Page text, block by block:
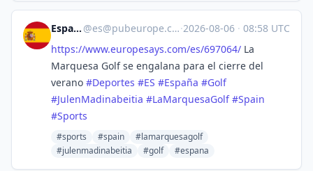
España @es@pubeurope.com ·2026-08-06 · 08:58 UTC
https://www.europesays.com/es/697064/ La
Marquesa Golf se engalana para el cierre del
verano #Deportes #ES #España #Golf
#JulenMadinabeitia #LaMarquesaGolf #Spain
#Sports
#sports #spain
#lamarquesagolf
#julenmadinabeitia
#golf #espana